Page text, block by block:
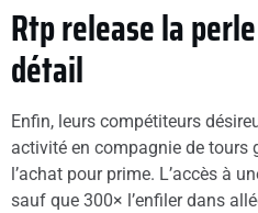
Rtp release la
détail
Enfin, leurs compétiteurs
activité en compagnie de tours
l’achat pour prime. L’accès à
sauf que 300× l’enfiler dans